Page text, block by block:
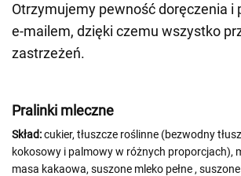
Otrzymujemy pewność doręczenia i
e-mailem, dzięki czemu wszystko
zastrzeżeń.
Pralinki mleczne
Skład:cukier, tłuszcze roślinne (bezwodny
kokosowy i palmowy w różnych proporcjach),
masa kakaowa, suszone mleko pełne ,